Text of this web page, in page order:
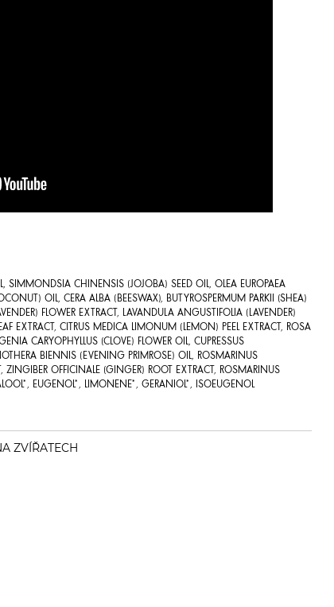
SIMMONDSIA CHINENSIS (JOJOBA) SEED OIL, OLEA EUROPAEA
OIL, CERA ALBA (BEESWAX), BUTYROSPERMUM PARKII (SHEA)
FLOWER EXTRACT, LAVANDULA ANGUSTIFOLIA (LAVENDER)
EXTRACT, CITRUS MEDICA LIMONUM (LEMON) PEEL EXTRACT, ROSA
CARYOPHYLLUS (CLOVE) FLOWER OIL, CUPRESSUS
BIENNIS (EVENING PRIMROSE) OIL, ROSMARINUS
ZINGIBER OFFICINALE (GINGER) ROOT EXTRACT, ROSMARINUS
EUGENOL*, LIMONENE*, GERANIOL*, ISOEUGENOL